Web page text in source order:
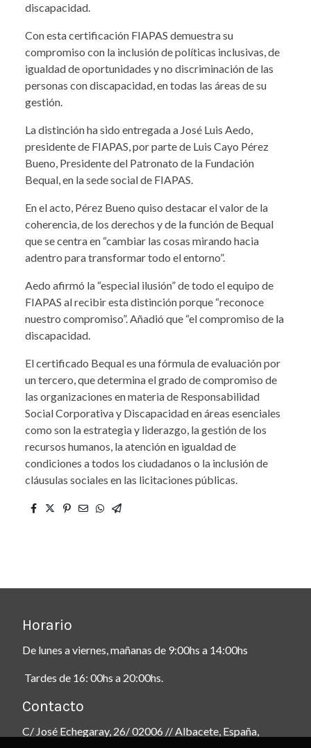
discapacidad.
Con esta certificación FIAPAS demuestra su
compromiso con la inclusión de políticas inclusivas, de
igualdad de oportunidades y no discriminación de las
personas con discapacidad, en todas las áreas de su
gestión.
La distinción ha sido entregada a José Luis Aedo,
presidente de FIAPAS, por parte de Luis Cayo Pérez
Bueno, Presidente del Patronato de la Fundación
Bequal, en la sede social de FIAPAS.
En el acto, Pérez Bueno quiso destacar el valor de la
coherencia, de los derechos y de la función de Bequal
que se centra en “cambiar las cosas mirando hacia
adentro para transformar todo el entorno”.
Aedo afirmó la “especial ilusión” de todo el equipo de
FIAPAS al recibir esta distinción porque “reconoce
nuestro compromiso”. Añadió que “el compromiso de la
discapacidad.
El certificado Bequal es una fórmula de evaluación por
un tercero, que determina el grado de compromiso de
las organizaciones en materia de Responsabilidad
Social Corporativa y Discapacidad en áreas esenciales
como son la estrategia y liderazgo, la gestión de los
recursos humanos, la atención en igualdad de
condiciones a todos los ciudadanos o la inclusión de
cláusulas sociales en las licitaciones públicas.
Horario
De lunes a viernes, mañanas de 9:00hs a 14:00hs
Tardes de 16: 00hs a 20:00hs.
Contacto
C/ José Echegaray, 26/ 02006 // Albacete, España,